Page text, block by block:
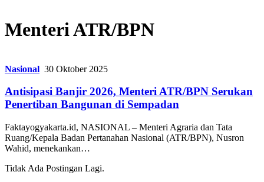
Menteri ATR/BPN
Nasional 30 Oktober 2025
Antisipasi Banjir 2026, Menteri ATR/BPN Serukan
Penertiban Bangunan di Sempadan
Faktayogyakarta.id, NASIONAL – Menteri Agraria dan Tata
Ruang/Kepala Badan Pertanahan Nasional (ATR/BPN), Nusron
Wahid, menekankan…
Tidak Ada Postingan Lagi.